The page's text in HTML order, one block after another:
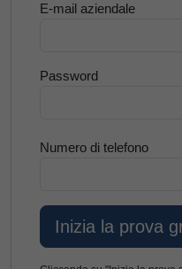
E-mail aziendale
Password
Numero di telefono